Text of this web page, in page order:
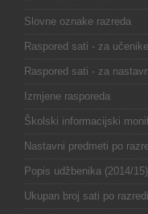
Slovne oznake razreda
Raspored sati - za učenike
Raspored sati - za
Izmjene rasporeda
Školski informacijski
Nastavni predmeti po
Popis udžbenika (2014/15)
Ukupan broj sati po